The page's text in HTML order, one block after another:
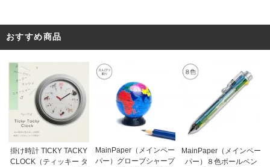
おすすめ商品
掛け時計 TICKY TACKY
CLOCK（ティッキー タ
MainPaper（メインペー
パー）グローブシャープ
MainPaper（メインペー
パー）８色ボールペン